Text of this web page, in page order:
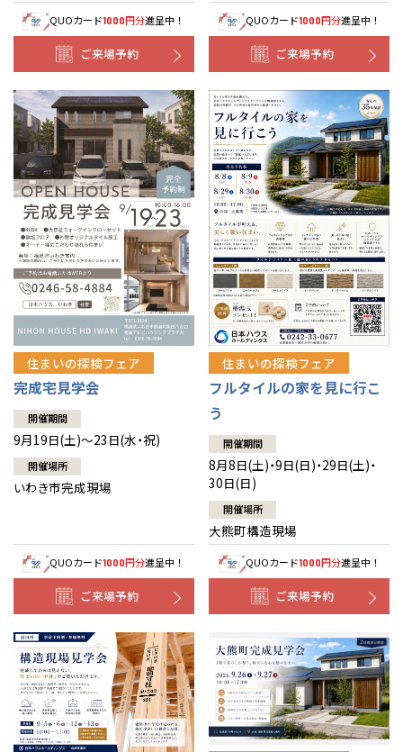
QUOカード1000円分進呈中！
ご来場予約
QUOカード1000円分進呈中！
ご来場予約
住まいの探検フェア
完成宅見学会
開催期間
9月19日(土)～23日(水・祝)
開催場所
いわき市完成現場
QUOカード1000円分進呈中！
ご来場予約
住まいの探検フェア
フルタイルの家を見に行こ
う
開催期間
8月8日(土)・9日(日)・29日(土)・
30日(日)
開催場所
大熊町構造現場
QUOカード1000円分進呈中！
ご来場予約